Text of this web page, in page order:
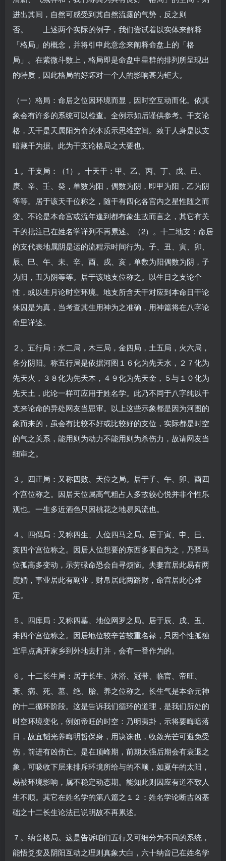
进出其间，自然可感受到其自然流露的气势，反之则
否。 上述两个实际的例子，我们尝试着以实体来解释
「格局」的概念，并将引申此意念来阐释命盘上的「格
局」。在紫微斗数上，格局即是命盘中星群的排列所呈现出
的特质，因此格局的好坏对一个人的影响甚为钜大。
（一）格局：命居之位因环境而显，因时空互动而化。依其
象会有许多的系统可以检查。全例示如后谨供参考。干支论
格，天干是天属阳为命的本质示思维空间。致于人身是以支
暗藏干为据。此为干支论格局之大要也。
１。干支局：（1）。十天干：甲、乙、丙、丁、戊、己、
庚、辛、壬、癸，单数为阳，偶数为阴，即甲为阳，乙为阴
等等。居于该天干位称之，随干有四化各宫内之星性随之而
变。不论是本命宫或流年逢到都有象生故而言之，其它有关
干的批注已在姓名学详列不再累述。（2）。十二地支：命居
的支代表地属阴是运的流程示时间行为。子、丑、寅、卯、
辰、巳、午、未、辛、酉、戌、亥，单数为阳偶数为阴，子
为阳，丑为阴等等。居于该地支位称之。以生日之支论个
性，或以生月论时空环境。地支所含天干对应到本命日干论
休囚是为真，当考查其生用神为之准确，用神篇将在八字论
命里详述。
２。五行局：水二局，木三局，金四局，土五局，火六局，
各分阴阳。称五行局是依据河图１６化为先天水，２７化为
先天火，３８化为先天木，４９化为先天金，５与１０化为
先天土，此论一样可应用于姓名学。此乃不同于八字纯以干
支来论命的异处网友当思审。以上这些示象都是因为河图的
象而来的，虽会有比较不好或比较好的支位，实际都是时空
的气之关系，能用则为动力不能用则为杀伤力，故请网友当
细审之。
３。四正局：又称四败、天位之局。居于子、午、卯、酉四
个宫位称之。因居天位属高气粗占人多故较心悦并非个性乐
观也。一生多近酒色只因桃花之地易风流也。
４。四偶局：又称四生、人位四马之局。居于寅、申、巳、
亥四个宫位称之。因居人位想要的东西多要自为之，乃驿马
位孤高多变动，示劳碌命恐会自寻烦恼。夫妻宫居此易有两
度婚，事业居此有副业，财帛居此两路财，命宫居此心难
定。
５。四库局：又称四墓、地位网罗之局。居于辰、戌、丑、
未四个宫位称之。因居地位较辛苦较重名禄，只因个性孤独
宜早点离开家乡到外地去打并，会有一番作为的。
６。十二长生局：居于长生、沐浴、冠带、临官、帝旺、
衰、病、死、墓、绝、胎、养之位称之。长生气是本命元神
的十二循环阶段。这是告诉我们循环的道理，是我们所处的
时空环境变化，例如帝旺的时空：乃明夷卦，示将要晦暗落
日，故宜韬光养晦明哲保身，用诀诛也，收敛光芒可避免受
伤，前进有凶伤亡。是在顶峰期，前期太强后期会有衰退之
象，可吸收下层来排斥环境所给与的不顺，如夏午的太阳，
易被环境影响，属不稳定动态期。能知此则因应有道不致人
生不顺。其它在姓名学的第八篇之１２：姓名学论断吉凶基
础之十二长生论法已说明故不再累述。
７。纳音格局。这是告诉咱们五行又可细分为不同的系统，
能悟爻变及阴阳互动之理则真象大白，六十纳音已在姓名学